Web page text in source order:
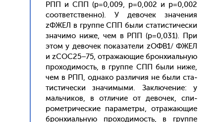
РПП и СПП (p=0,009, p=0,002 и p=0,002
со­от­ветс­твен­но). У де­вочек зна­чения
zФЖЕЛ в груп­пе СПП бы­ли ста­тис­ти­чес­ки
зна­чимо ни­же, чем в РПП (p=0,031). При
этом у де­вочек по­каза­тели zОФВ1/ ФЖЕЛ
и zСОС25–75, от­ра­жа­ющие брон­хи­аль­ную
про­ходи­мость, в груп­пе СПП бы­ли ни­же,
чем в РПП, од­на­ко раз­ли­чия не бы­ли ста­
тис­ти­чес­ки зна­чимы­ми. Зак­лю­чение: у
маль­чи­ков, в от­ли­чие от де­вочек, спи­
ромет­ри­чес­кие па­рамет­ры, от­ра­жа­ющие
брон­хи­аль­ную про­ходи­мость, в груп­пе